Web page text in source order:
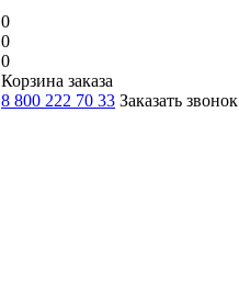
0
0
0
Корзина заказа
8 800 222 70 33 Заказать звонок